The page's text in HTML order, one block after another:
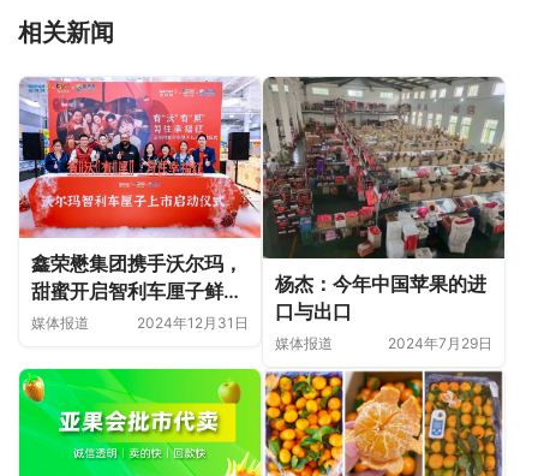
相关新闻
鑫荣懋集团携手沃尔玛，
甜蜜开启智利车厘子鲜享
盛宴
媒体报道 2024年12月31日
杨杰：今年中国苹果的进
口与出口
媒体报道 2024年7月29日